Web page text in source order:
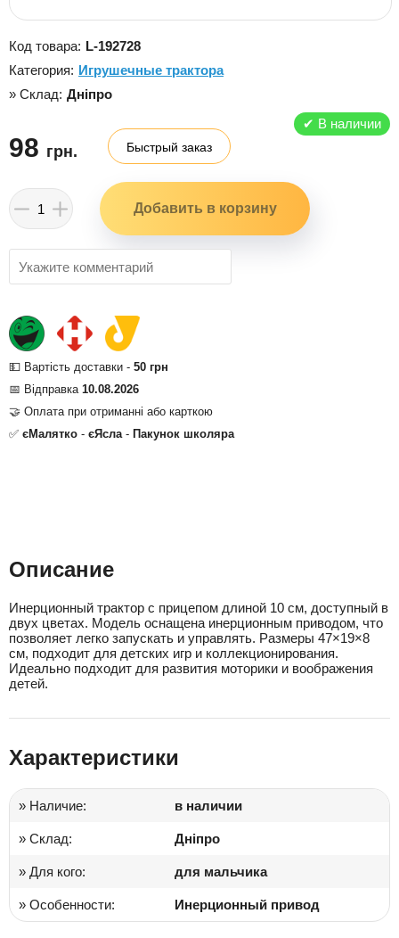
Код товара: L-192728
Категория: Игрушечные трактора
» Склад: Дніпро
✔ В наличии
98 грн. Быстрый заказ
💵 Вартість доставки - 50 грн
📅 Відправка 10.08.2026
🤝 Оплата при отриманні або карткою
✅ єМалятко - єЯсла- Пакунок школяра
Описание
Инерционный трактор с прицепом длиной 10 см, доступный в
двух цветах. Модель оснащена инерционным приводом, что
позволяет легко запускать и управлять. Размеры 47×19×8
см, подходит для детских игр и коллекционирования.
Идеально подходит для развития моторики и воображения
детей.
Характеристики
» Наличие: в наличии
» Склад: Дніпро
» Для кого: для мальчика
» Особенности: Инерционный привод